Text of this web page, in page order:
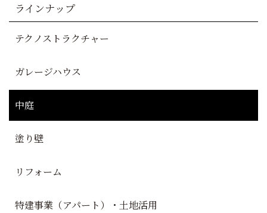
ラインナップ
テクノストラクチャー
ガレージハウス
中庭
塗り壁
リフォーム
特建事業（アパート）・土地活用